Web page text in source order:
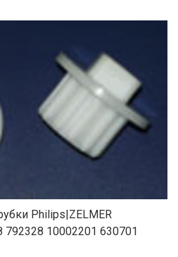
Philips|ZELMER
10002201 630701